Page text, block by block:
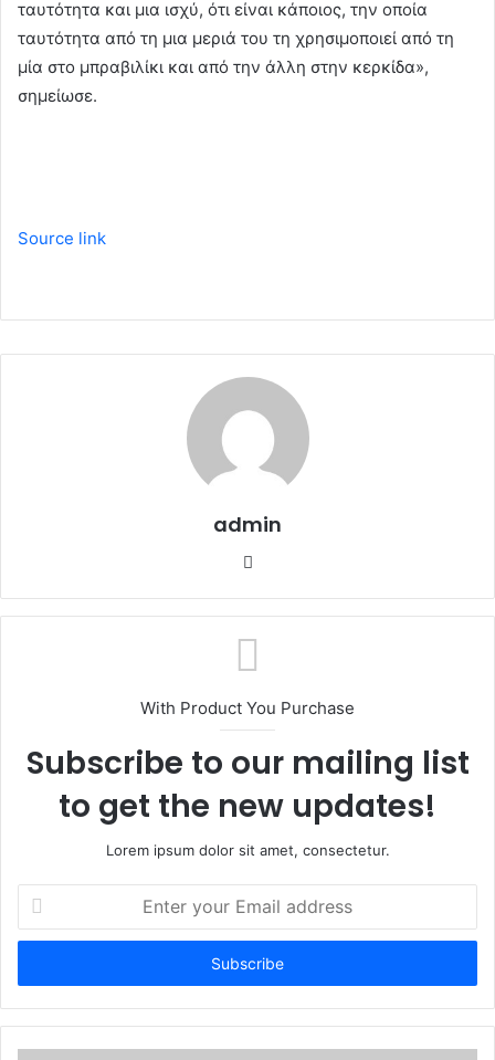
ταυτότητα και μια ισχύ, ότι είναι κάποιος, την οποία
ταυτότητα από τη μια μεριά του τη χρησιμοποιεί από τη
μία στο μπραβιλίκι και από την άλλη στην κερκίδα»,
σημείωσε.
Source link
admin
b
s
i
e
With Product You Purchase
Subscribe to our mailing list
to get the new updates!
Lorem ipsum dolor sit amet, consectetur.
t
r
y